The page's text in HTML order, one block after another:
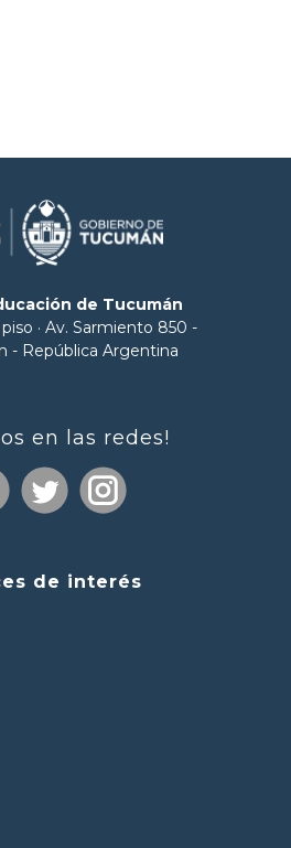
de Tucumán
piso · Av. Sarmiento 850 -
- República Argentina
en las redes!
de interés